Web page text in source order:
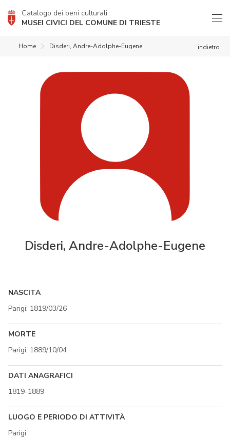
Catalogo dei beni culturali
MUSEI CIVICI DEL COMUNE DI TRIESTE
indietro
Home Disderi, Andre-Adolphe-Eugene
Disderi, Andre-Adolphe-Eugene
NASCITA
Parigi; 1819/03/26
MORTE
Parigi; 1889/10/04
DATI ANAGRAFICI
1819-1889
LUOGO E PERIODO DI ATTIVITÀ
Parigi